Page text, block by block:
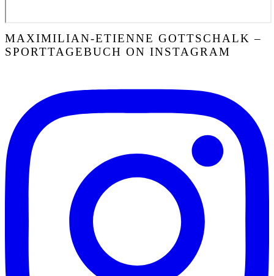
MAXIMILIAN-ETIENNE GOTTSCHALK –
SPORTTAGEBUCH ON INSTAGRAM